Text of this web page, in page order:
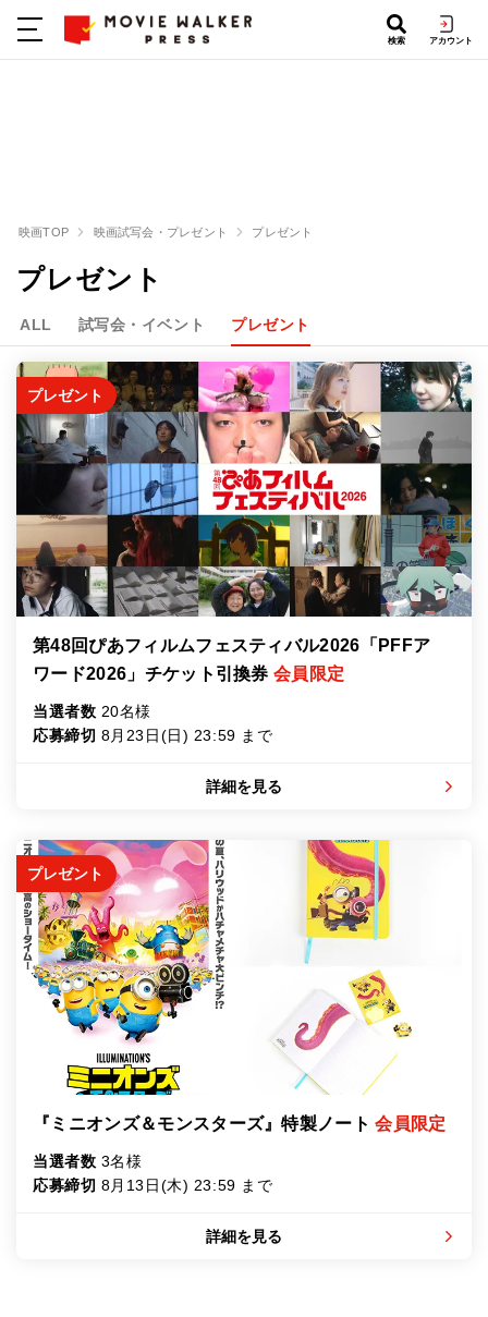
検索 アカウント
映画TOP 映画試写会・プレゼント プレゼント
プレゼント
ALL 試写会・イベント プレゼント
プレゼント
第48回ぴあフィルムフェスティバル2026「PFFア
ワード2026」チケット引換券会員限定
当選者数 20名様
応募締切 8月23日(日) 23:59 まで
詳細を見る
プレゼント
『ミニオンズ＆モンスターズ』特製ノート会員限定
当選者数 3名様
応募締切 8月13日(木) 23:59 まで
詳細を見る